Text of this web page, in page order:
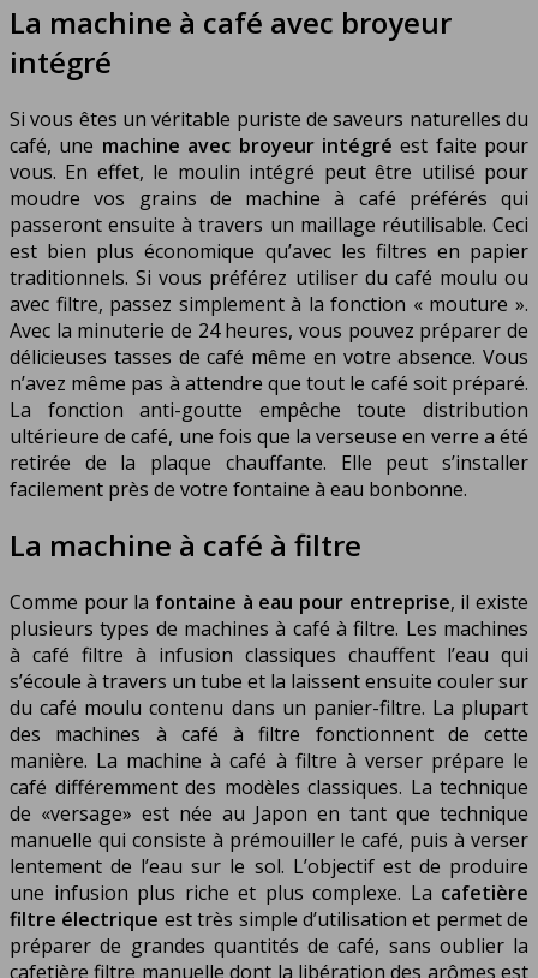
La machine à café avec broyeur
intégré
Si vous êtes un véritable puriste de saveurs naturelles du
café, une machine avec broyeur intégré est faite pour
vous. En effet, le moulin intégré peut être utilisé pour
moudre vos grains de machine à café préférés qui
passeront ensuite à travers un maillage réutilisable. Ceci
est bien plus économique qu’avec les filtres en papier
traditionnels. Si vous préférez utiliser du café moulu ou
avec filtre, passez simplement à la fonction « mouture ».
Avec la minuterie de 24 heures, vous pouvez préparer de
délicieuses tasses de café même en votre absence. Vous
n’avez même pas à attendre que tout le café soit préparé.
La fonction anti-goutte empêche toute distribution
ultérieure de café, une fois que la verseuse en verre a été
retirée de la plaque chauffante. Elle peut s’installer
facilement près de votre fontaine à eau bonbonne.
La machine à café à filtre
Comme pour la fontaine à eau pour entreprise, il existe
plusieurs types de machines à café à filtre. Les machines
à café filtre à infusion classiques chauffent l’eau qui
s’écoule à travers un tube et la laissent ensuite couler sur
du café moulu contenu dans un panier-filtre. La plupart
des machines à café à filtre fonctionnent de cette
manière. La machine à café à filtre à verser prépare le
café différemment des modèles classiques. La technique
de «versage» est née au Japon en tant que technique
manuelle qui consiste à prémouiller le café, puis à verser
lentement de l’eau sur le sol. L’objectif est de produire
une infusion plus riche et plus complexe. La cafetière
filtre électrique est très simple d’utilisation et permet de
préparer de grandes quantités de café, sans oublier la
cafetière filtre manuelle dont la libération des arômes est